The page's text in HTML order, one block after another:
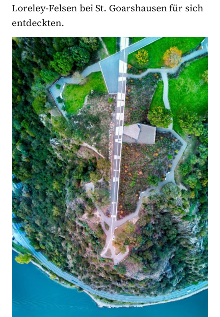
Loreley-Felsen bei St. Goarshausen für sich
entdeckten.